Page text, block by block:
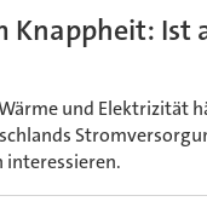
Knappheit: Ist
und Elektrizität
interessieren.